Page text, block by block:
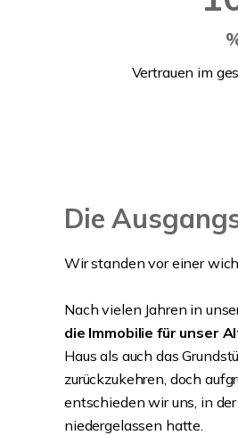
Vertrauen im
Die
Wir standen vor einer
Nach vielen Jahren in
die Immobilie für unser
Haus als auch das
zurückzukehren, doch
entschieden wir uns, in
niedergelassen hatte.